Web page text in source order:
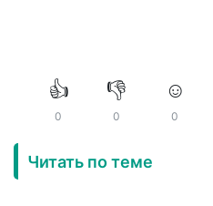
👍
0
👎
0
☺️
0
Читать по теме